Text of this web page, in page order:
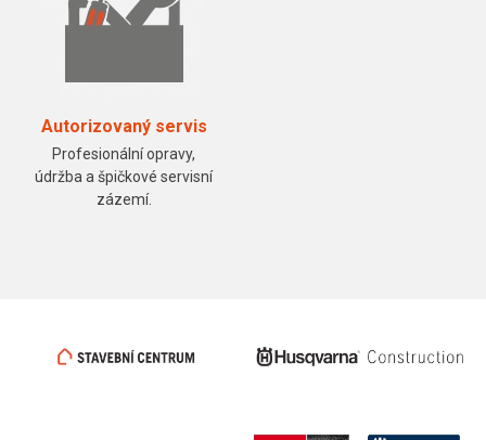
Autorizovaný servis
Profesionální opravy,
údržba a špičkové servisní
zázemí.